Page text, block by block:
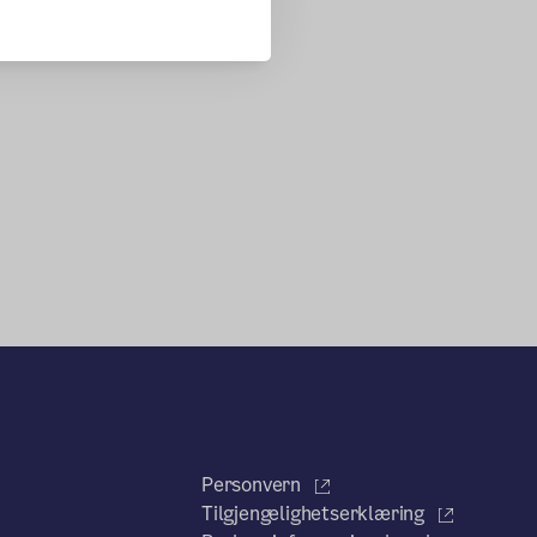
Personvern
Tilgjengelighetserklæring